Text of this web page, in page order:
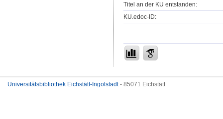
Titel an der KU entstanden:
KU.edoc-ID:
Universitätsbibliothek Eichstätt-Ingolstadt- 85071 Eichstätt